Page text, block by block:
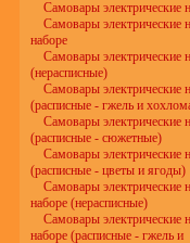
Самовары электрические
Самовары электрические
наборе
Самовары электрические
(нерасписные)
Самовары электрические
(расписные - гжель и
Самовары электрические
(расписные - сюжетные)
Самовары электрические
(расписные - цветы и ягоды)
Самовары электрические
наборе (нерасписные)
Самовары электрические
наборе (расписные - гжель и